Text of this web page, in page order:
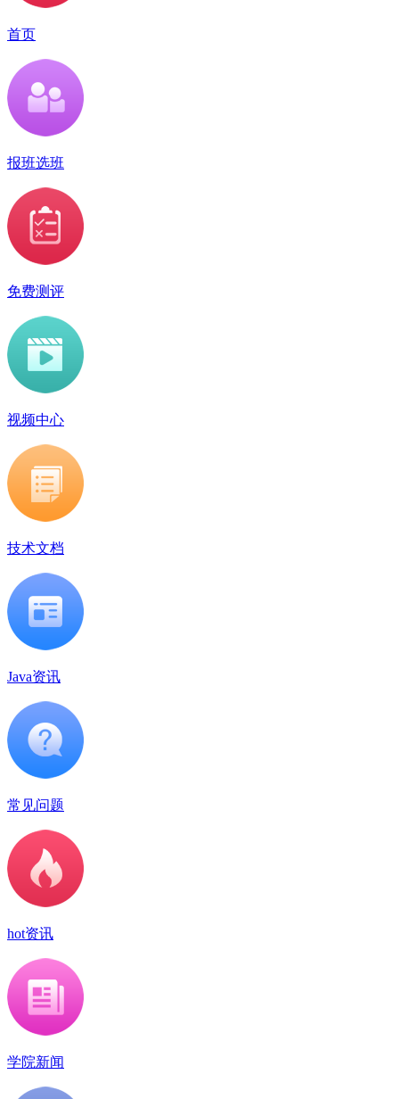
首页
报班选班
免费测评
视频中心
技术文档
Java资讯
常见问题
hot资讯
学院新闻